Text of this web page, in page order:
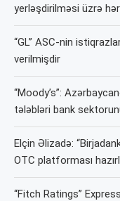
yerləşdirilməsi üzrə
“GL” ASC-nin
verilmişdir
“Moody’s”:
tələbləri bank
Elçin Əlizadə:
OTC platforması
“Fitch Ratings”